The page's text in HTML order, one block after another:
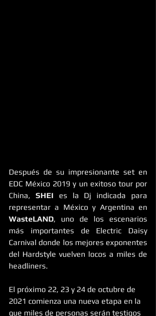
Después de su impresionante set en
EDC México 2019 y un exitoso tour por
China, SHEI es la Dj indicada para
WasteLAND, uno de los escenarios
más importantes de Electric Daisy
Carnival donde los mejores exponentes
del Hardstyle vuelven locos a miles de
headliners.
El próximo 22, 23 y 24 de octubre de
2021 comienza una nueva etapa en la
que miles de personas serán testigos